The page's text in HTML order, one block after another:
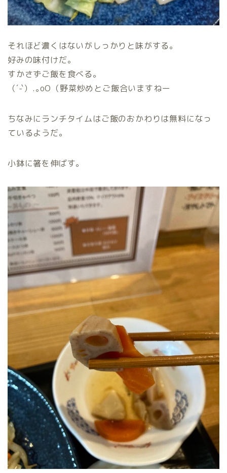
それほど濃くはないがしっかりと味がする。
好みの味付けだ。
すかさずご飯を食べる。
（´-`）.｡oO（野菜炒めとご飯合いますねー
ちなみにランチタイムはご飯のおかわりは無料になっ
ているようだ。
小鉢に箸を伸ばす。